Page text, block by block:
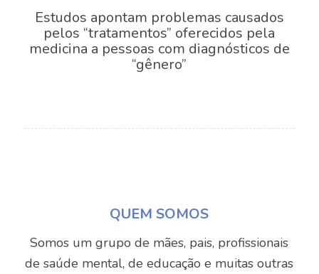
Estudos apontam problemas causados
pelos “tratamentos” oferecidos pela
medicina a pessoas com diagnósticos de
“gênero”
QUEM SOMOS
Somos um grupo de mães, pais, profissionais
de saúde mental, de educação e muitas outras